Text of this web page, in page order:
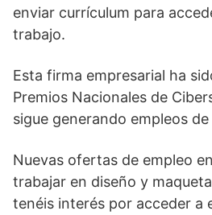
enviar currículum para
trabajo.
Esta firma empresarial ha
Premios Nacionales de
sigue generando empleos
Nuevas ofertas de empleo
trabajar en diseño y
tenéis interés por acceder a